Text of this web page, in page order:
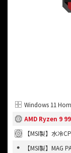
Windows 11
AMD Ryzen 9
【MSI製】水冷
【MSI製】MAG